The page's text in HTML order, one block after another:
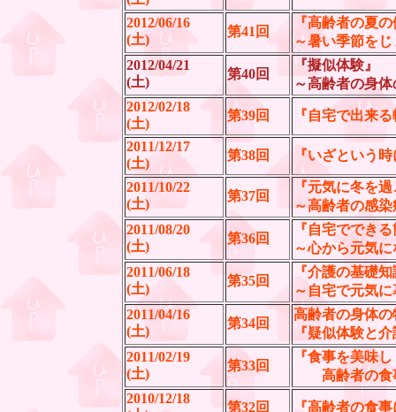
2012/06/16
(土)
第41回
『高齢者の夏
～暑い季節を
2012/04/21
(土)
第40回
『擬似体験』
～高齢者の身
2012/02/18
(土)
第39回 『自宅で出来
2011/12/17
(土)
第38回 『いざという
2011/10/22
(土)
第37回
『元気に冬を
～高齢者の感
2011/08/20
(土)
第36回
『自宅ででき
～心から元気
2011/06/18
(土)
第35回
『介護の基礎
～自宅で元気
2011/04/16
(土)
第34回
高齢者の身体
『疑似体験と
2011/02/19
(土)
第33回
『食事を美味
高齢者の食
2010/12/18
第32回 『高齢者の食